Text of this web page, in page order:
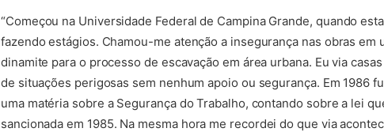
“Começou na Universidade Federal de Campina Grande, quando
fazendo estágios. Chamou-me atenção a insegurança nas obras
dinamite para o processo de escavação em área urbana. Eu via
de situações perigosas sem nenhum apoio ou segurança. Em 1986
uma matéria sobre a Segurança do Trabalho, contando sobre a lei
sancionada em 1985. Na mesma hora me recordei do que via